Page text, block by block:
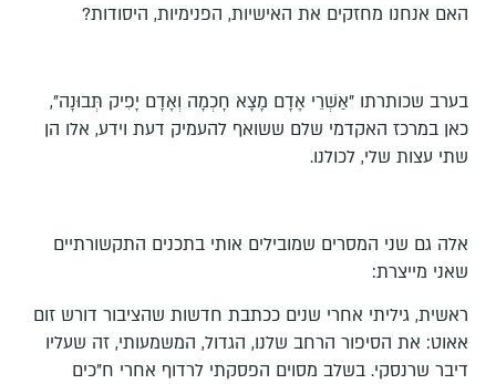
האם אנחנו מחזקים את האישיות, הפנימיות, היסודות?
בערב שכותרתו "אַשְׁרֵי אָדָם מָצָא חָכְמָה וְאָדָם יָפִיק תְּבוּנָה",
כאן במרכז האקדמי שלם ששואף להעמיק דעת וידע, אלו הן
שתי עצות שלי, לכולנו.
אלה גם שני המסרים שמובילים אותי בתכנים התקשורתיים
שאני מייצרת:
ראשית, גיליתי אחרי שנים ככתבת חדשות שהציבור דורש זום
אאוט: את הסיפור הרחב שלנו, הגדול, המשמעותי, זה שעליו
דיבר שרנסקי. בשלב מסוים הפסקתי לרדוף אחרי ח"כים